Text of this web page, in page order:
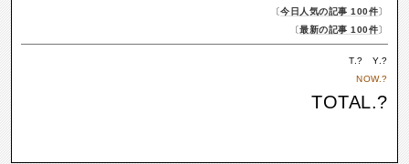
〔今日人気の記事 100件〕
〔最新の記事 100件〕
T.? Y.?
NOW.?
TOTAL.?